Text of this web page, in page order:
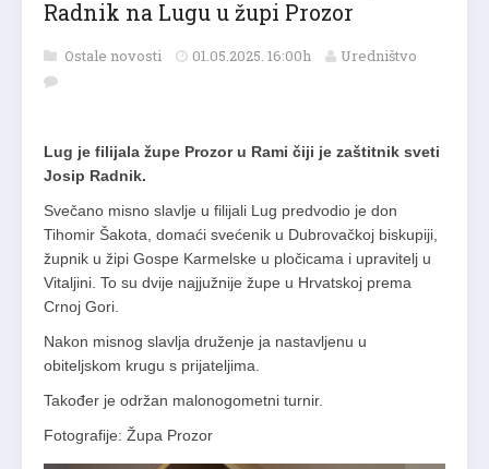
Radnik na Lugu u župi Prozor
Ostale novosti 01.05.2025. 16:00h Uredništvo
Lug je filijala župe Prozor u Rami čiji je zaštitnik sveti
Josip Radnik.
Svečano misno slavlje u filijali Lug predvodio je don
Tihomir Šakota, domaći svećenik u Dubrovačkoj biskupiji,
župnik u žipi Gospe Karmelske u pločicama i upravitelj u
Vitaljini. To su dvije najjužnije župe u Hrvatskoj prema
Crnoj Gori.
Nakon misnog slavlja druženje ja nastavljenu u
obiteljskom krugu s prijateljima.
Također je održan malonogometni turnir.
Fotografije: Župa Prozor